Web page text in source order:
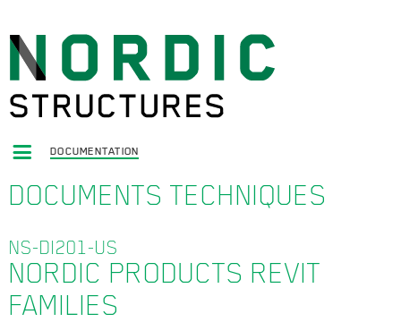
DOCUMENTATION
DOCUMENTS TECHNIQUES
NS-DI201-US
NORDIC PRODUCTS REVIT
FAMILIES